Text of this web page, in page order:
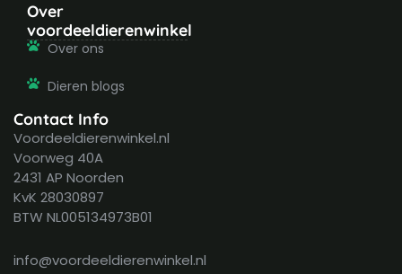
Over
voordeeldierenwinkel
Over ons
Dieren blogs
Contact Info
Voordeeldierenwinkel.nl
Voorweg 40A
2431 AP Noorden
KvK 28030897
BTW NL005134973B01
info@voordeeldierenwinkel.nl